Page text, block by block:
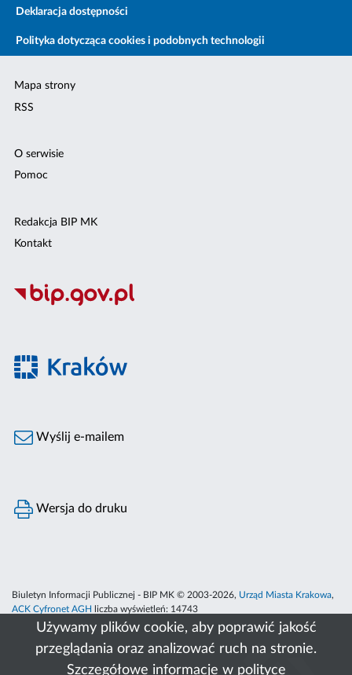
Używamy plików cookie, aby poprawić jakość
przeglądania oraz analizować ruch na stronie.
Szczegółowe informacje w polityce
Deklaracja dostępności
Polityka dotycząca cookies i podobnych technologii
Mapa strony
RSS
O serwisie
Pomoc
Redakcja BIP MK
Kontakt
Wyślij e-mailem
Wersja do druku
Biuletyn Informacji Publicznej - BIP MK © 2003-2026, Urząd Miasta Krakowa,
ACK Cyfronet AGH
liczba wyświetleń: 14743